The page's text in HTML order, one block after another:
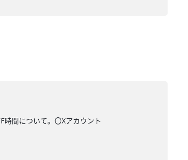
間について。〇Xアカウント